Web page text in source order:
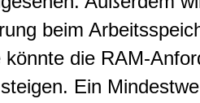
beim
die RAM-
Ein